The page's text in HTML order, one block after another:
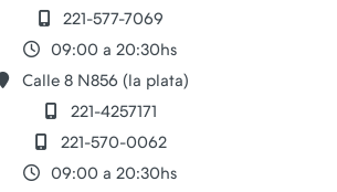
221-577-7069
09:00 a 20:30hs
Calle 8 N856 (la plata)
221-4257171
221-570-0062
09:00 a 20:30hs